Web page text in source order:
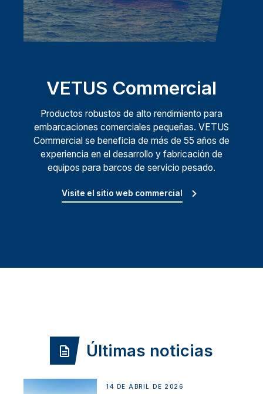
VETUS Commercial
Productos robustos de alto rendimiento para
embarcaciones comerciales pequeñas. VETUS
Commercial se beneficia de más de 55 años de
experiencia en el desarrollo y fabricación de
equipos para barcos de servicio pesado.
Visite el sitio web commercial
Últimas noticias
14 DE ABRIL DE 2026